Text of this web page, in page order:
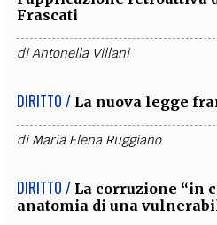
Frascati
diAntonella Villani
DIRITTO / La nuova legge
diMaria Elena Ruggiano
DIRITTO / La corruzione “in
anatomia di una